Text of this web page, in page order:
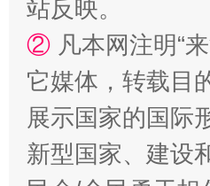
招工难、用工荒背后
站反映。
② 凡本网注明“
它媒体，转载目
展示国家的国际
新型国家、建设